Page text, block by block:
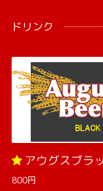
ドリンク
アウグスブラ
800円